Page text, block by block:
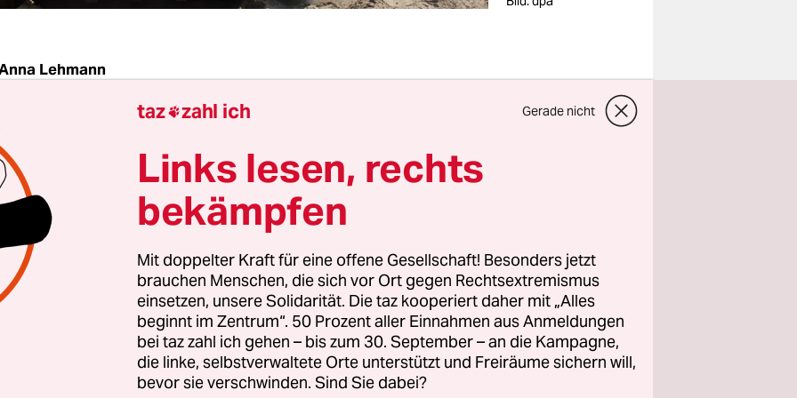
Lehmann
Jahres fast 20 Prozent mehr Rüstungsexporte in
genehmigt als im Vorjahr. Das geht aus einer
Linkspartei-Abgeordneten Jan van Aken an das
hervor.
weder der EU noch der Nato angehören, durften demnach
Mai deutsche Rüstungsgüter im Wert von rund 650
einführen. Die gesamten Rüstungsexporte im ersten
sind mit knapp 1,2 Milliarden Euro im Vergleich zum
taz zahl ich Gerade nicht
Links lesen, rechts
bekämpfen
Mit doppelter Kraft für eine offene Gesellschaft! Besonders jetzt
brauchen Menschen, die sich vor Ort gegen Rechtsextremismus
einsetzen, unsere Solidarität. Die taz kooperiert daher mit „Alles
beginnt im Zentrum“. 50 Prozent aller Einnahmen aus Anmeldungen
bei taz zahl ich gehen – bis zum 30. September – an die Kampagne,
die linke, selbstverwaltete Orte unterstützt und Freiräume sichern will,
bevor sie verschwinden. Sind Sie dabei?